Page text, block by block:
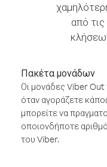
από
Πακέτα μονάδων
Οι μονάδες Viber Out
όταν αγοράζετε
μπορείτε να
οποιονδήποτε
του Viber.